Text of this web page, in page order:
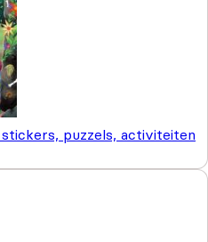
puzzels, activiteiten